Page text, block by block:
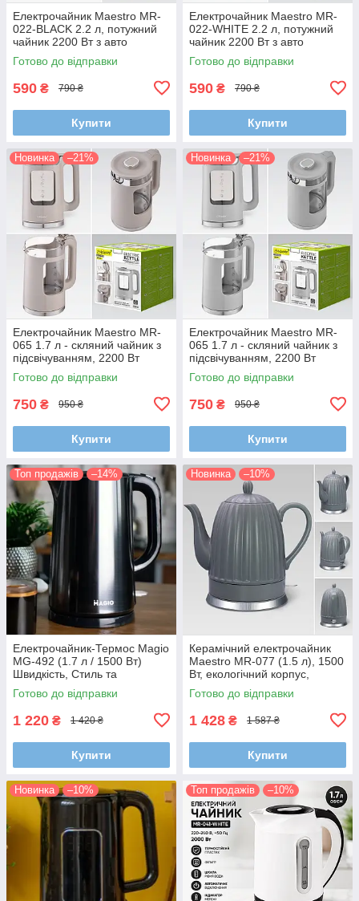
Електрочайник Maestro MR-
022-BLACK 2.2 л, потужний
чайник 2200 Вт з авто
вимкненням і захистом від
перегріву
Готово до відправки
590 ₴ 790 ₴
Купити
Електрочайник Maestro MR-
022-WHITE 2.2 л, потужний
чайник 2200 Вт з авто
вимкненням і захистом від
перегріву
Готово до відправки
590 ₴ 790 ₴
Купити
Новинка –21%
Електрочайник Maestro MR-
065 1.7 л - скляний чайник з
підсвічуванням, 2200 Вт
Готово до відправки
750 ₴ 950 ₴
Купити
Новинка –21%
Електрочайник Maestro MR-
065 1.7 л - скляний чайник з
підсвічуванням, 2200 Вт
Готово до відправки
750 ₴ 950 ₴
Купити
Топ продажів –14%
Електрочайник-Термос Magio
MG-492 (1.7 л / 1500 Вт)
Швидкість, Стиль та
Збереження Тепла!
Готово до відправки
1 220 ₴ 1 420 ₴
Купити
Новинка –10%
Керамічний електрочайник
Maestro MR-077 (1.5 л), 1500
Вт, екологічний корпус,
прихований нагрівальний
елемент
Готово до відправки
1 428 ₴ 1 587 ₴
Купити
Новинка –10% Топ продажів –10%